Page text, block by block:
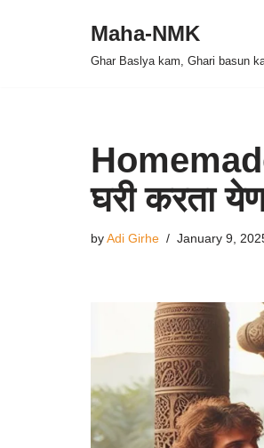
Maha-NMK
Ghar Baslya kam, Ghari basun
घरी करता
byAdi Girhe January 9,